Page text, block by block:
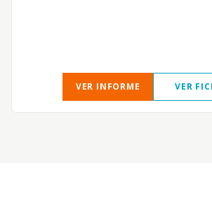
VER INFORME VER